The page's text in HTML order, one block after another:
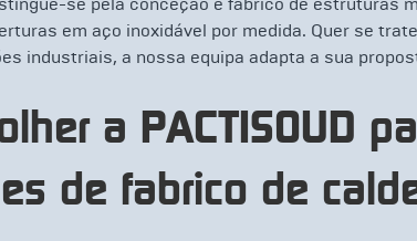
se pela conceção e fabrico de estruturas
em aço inoxidável por medida. Quer se
industriais, a nossa equipa adapta a sua
a PACTISOUD
de fabrico de